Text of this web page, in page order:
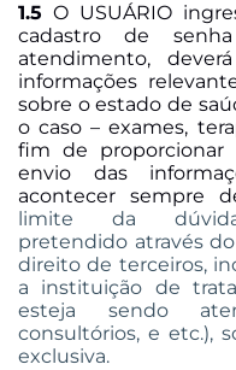
1.5 O USUÁRIO
cadastro de
atendimento,
informações
sobre o estado de
o caso – exames,
fim de proporcionar
envio das
acontecer sempre
limite da dúvida/
pretendido através
direito de terceiros,
a instituição de
esteja sendo
consultórios, e etc.),
exclusiva.